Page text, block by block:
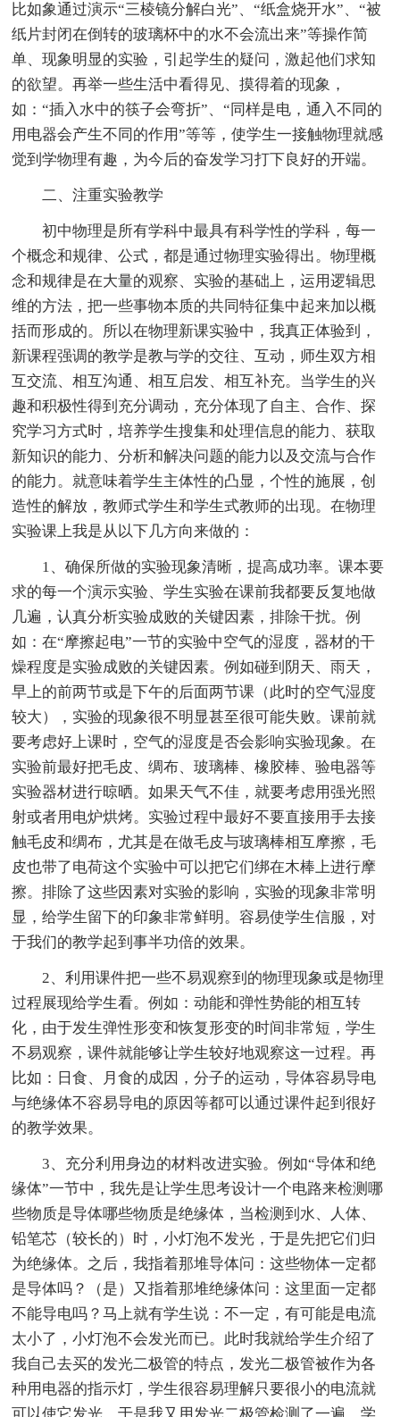
比如象通过演示“三棱镜分解白光”、“纸盒烧开水”、“被
纸片封闭在倒转的玻璃杯中的水不会流出来”等操作简
单、现象明显的实验，引起学生的疑问，激起他们求知
的欲望。再举一些生活中看得见、摸得着的现象，
如：“插入水中的筷子会弯折”、“同样是电，通入不同的
用电器会产生不同的作用”等等，使学生一接触物理就感
觉到学物理有趣，为今后的奋发学习打下良好的开端。
二、注重实验教学
初中物理是所有学科中最具有科学性的学科，每一
个概念和规律、公式，都是通过物理实验得出。物理概
念和规律是在大量的观察、实验的基础上，运用逻辑思
维的方法，把一些事物本质的共同特征集中起来加以概
括而形成的。所以在物理新课实验中，我真正体验到，
新课程强调的教学是教与学的交往、互动，师生双方相
互交流、相互沟通、相互启发、相互补充。当学生的兴
趣和积极性得到充分调动，充分体现了自主、合作、探
究学习方式时，培养学生搜集和处理信息的能力、获取
新知识的能力、分析和解决问题的能力以及交流与合作
的能力。就意味着学生主体性的凸显，个性的施展，创
造性的解放，教师式学生和学生式教师的出现。在物理
实验课上我是从以下几方向来做的：
1、确保所做的实验现象清晰，提高成功率。课本要
求的每一个演示实验、学生实验在课前我都要反复地做
几遍，认真分析实验成败的关键因素，排除干扰。例
如：在“摩擦起电”一节的实验中空气的湿度，器材的干
燥程度是实验成败的关键因素。例如碰到阴天、雨天，
早上的前两节或是下午的后面两节课（此时的空气湿度
较大），实验的现象很不明显甚至很可能失败。课前就
要考虑好上课时，空气的湿度是否会影响实验现象。在
实验前最好把毛皮、绸布、玻璃棒、橡胶棒、验电器等
实验器材进行晾晒。如果天气不佳，就要考虑用强光照
射或者用电炉烘烤。实验过程中最好不要直接用手去接
触毛皮和绸布，尤其是在做毛皮与玻璃棒相互摩擦，毛
皮也带了电荷这个实验中可以把它们绑在木棒上进行摩
擦。排除了这些因素对实验的影响，实验的现象非常明
显，给学生留下的印象非常鲜明。容易使学生信服，对
于我们的教学起到事半功倍的效果。
2、利用课件把一些不易观察到的物理现象或是物理
过程展现给学生看。例如：动能和弹性势能的相互转
化，由于发生弹性形变和恢复形变的时间非常短，学生
不易观察，课件就能够让学生较好地观察这一过程。再
比如：日食、月食的成因，分子的运动，导体容易导电
与绝缘体不容易导电的原因等都可以通过课件起到很好
的教学效果。
3、充分利用身边的材料改进实验。例如“导体和绝
缘体”一节中，我先是让学生思考设计一个电路来检测哪
些物质是导体哪些物质是绝缘体，当检测到水、人体、
铅笔芯（较长的）时，小灯泡不发光，于是先把它们归
为绝缘体。之后，我指着那堆导体问：这些物体一定都
是导体吗？（是）又指着那堆绝缘体问：这里面一定都
不能导电吗？马上就有学生说：不一定，有可能是电流
太小了，小灯泡不会发光而已。此时我就给学生介绍了
我自己去买的发光二极管的特点，发光二极管被作为各
种用电器的指示灯，学生很容易理解只要很小的电流就